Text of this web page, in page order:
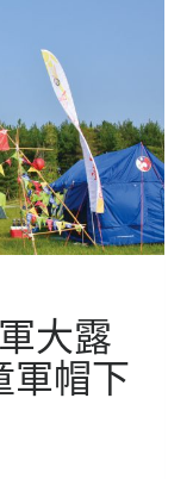
大露
軍帽下